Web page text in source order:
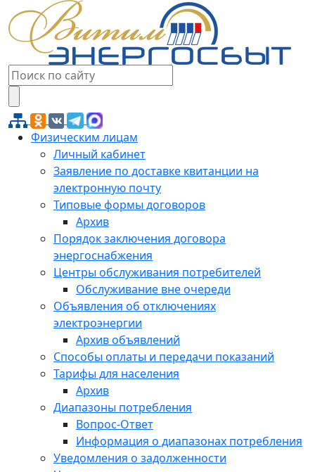
Физическим лицам
Личный кабинет
Заявление по доставке квитанции на
электронную почту
Типовые формы договоров
Архив
Порядок заключения договора
энергоснабжения
Центры обслуживания потребителей
Обслуживание вне очереди
Объявления об отключениях
электроэнергии
Архив объявлений
Способы оплаты и передачи показаний
Тарифы для населения
Архив
Диапазоны потребления
Вопрос-Ответ
Информация о диапазонах потребления
Уведомления о задолженности